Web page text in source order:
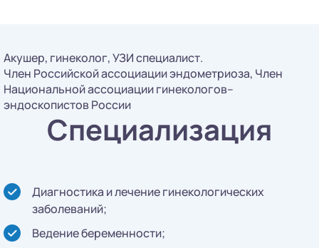
Акушер, гинеколог, УЗИ специалист.
Член Российской ассоциации эндометриоза, Член
Национальной ассоциации гинекологов–
эндоскопистов России
Специализация
Диагностика и лечение гинекологических
заболеваний;
Ведение беременности;